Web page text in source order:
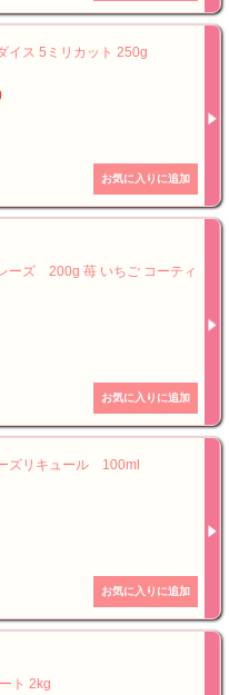
イス 5ミリカット 250g
ーズ 200g 苺 いちご コーティ
ズリキュール 100ml
ト 2kg